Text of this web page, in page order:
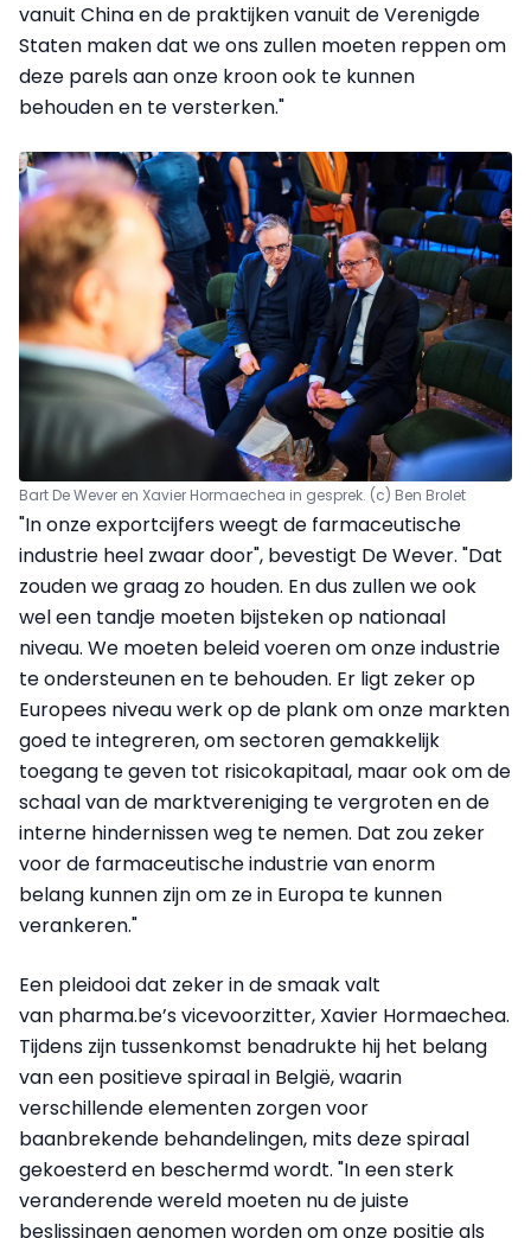
vanuit China en de praktijken vanuit de Verenigde
Staten maken dat we ons zullen moeten reppen om
deze parels aan onze kroon ook te kunnen
behouden en te versterken."
Bart De Wever en Xavier Hormaechea in gesprek. (c) Ben Brolet
"In onze exportcijfers weegt de farmaceutische
industrie heel zwaar door", bevestigt De Wever. "Dat
zouden we graag zo houden. En dus zullen we ook
wel een tandje moeten bijsteken op nationaal
niveau. We moeten beleid voeren om onze industrie
te ondersteunen en te behouden. Er ligt zeker op
Europees niveau werk op de plank om onze markten
goed te integreren, om sectoren gemakkelijk
toegang te geven tot risicokapitaal, maar ook om de
schaal van de marktvereniging te vergroten en de
interne hindernissen weg te nemen. Dat zou zeker
voor de farmaceutische industrie van enorm
belang kunnen zijn om ze in Europa te kunnen
verankeren."
Een pleidooi dat zeker in de smaak valt
van pharma.be’s vicevoorzitter, Xavier Hormaechea.
Tijdens zijn tussenkomst benadrukte hij het belang
van een positieve spiraal in België, waarin
verschillende elementen zorgen voor
baanbrekende behandelingen, mits deze spiraal
gekoesterd en beschermd wordt. "In een sterk
veranderende wereld moeten nu de juiste
beslissingen genomen worden om onze positie als